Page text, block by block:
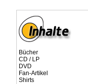
Bücher
CD / LP
DVD
Fan-Artikel
Shirts